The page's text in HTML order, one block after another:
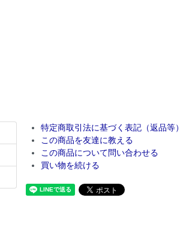
特定商取引法に基づく表記（返品等）
この商品を友達に教える
この商品について問い合わせる
買い物を続ける